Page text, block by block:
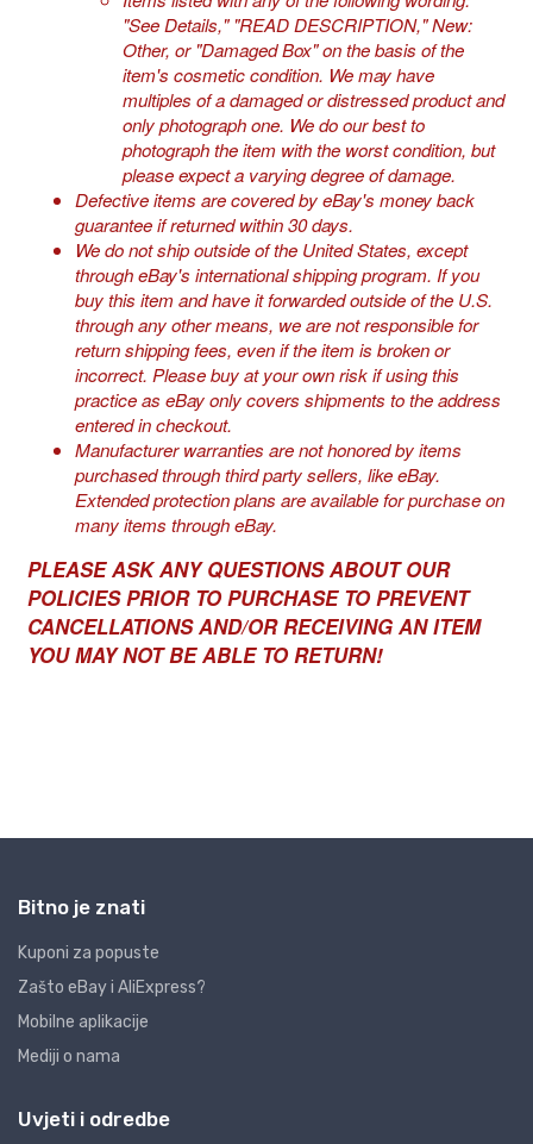
Bitno je znati
Kuponi za popuste
Zašto eBay i AliExpress?
Mobilne aplikacije
Mediji o nama
Uvjeti i odredbe